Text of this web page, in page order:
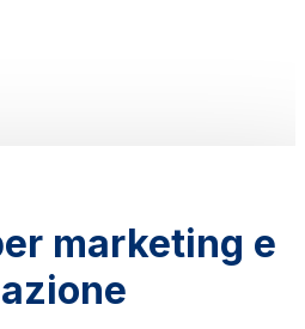
marketing e